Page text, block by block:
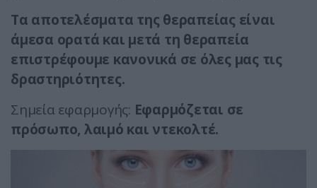
Τα αποτελέσματα της θεραπείας είναι
άμεσα ορατά και μετά τη θεραπεία
επιστρέφουμε κανονικά σε όλες μας τις
δραστηριότητες.
Σημεία εφαρμογής: Εφαρμόζεται σε
πρόσωπο, λαιμό και ντεκολτέ.